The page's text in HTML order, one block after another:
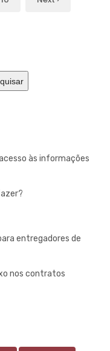
às informações
entregadores de
nos contratos